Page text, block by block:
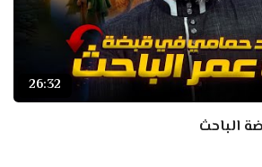
26:32
الباحث